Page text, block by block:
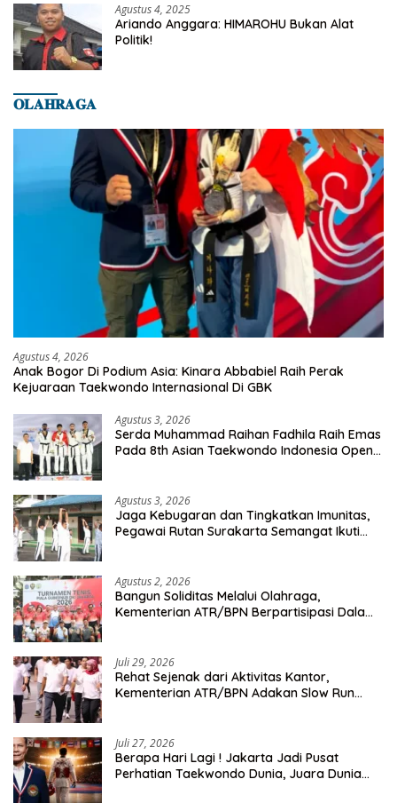
Agustus 4, 2025
Ariando Anggara: HIMAROHU Bukan Alat
Politik!
𝐎𝐋𝐀𝐇𝐑𝐀𝐆𝐀
Agustus 4, 2026
Anak Bogor Di Podium Asia: Kinara Abbabiel Raih Perak
Kejuaraan Taekwondo Internasional Di GBK
Agustus 3, 2026
Serda Muhammad Raihan Fadhila Raih Emas
Pada 8th Asian Taekwondo Indonesia Open
Agustus 3, 2026
Jaga Kebugaran dan Tingkatkan Imunitas,
Pegawai Rutan Surakarta Semangat Ikuti
Agustus 2, 2026
Bangun Soliditas Melalui Olahraga,
Kementerian ATR/BPN Berpartisipasi Dalam
Juli 29, 2026
Rehat Sejenak dari Aktivitas Kantor,
Kementerian ATR/BPN Adakan Slow Run
Juli 27, 2026
Berapa Hari Lagi ! Jakarta Jadi Pusat
Perhatian Taekwondo Dunia, Juara Dunia